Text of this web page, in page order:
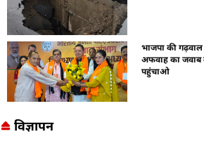
भाजपा की
अफवाह का जवाब
पहुंचाओ
विज्ञापन